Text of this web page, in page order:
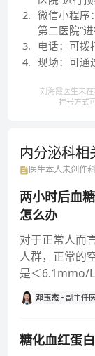
2. 微信小程序
第二医院”进
3. 电话：可拨
4. 现场：可通
刘海霞医生未
挂号方式
内分泌科相
医生本人未创作
两小时后血
怎么办
对于正常人而
人群，正常的
是＜6.1mmo/
的正常值是＜
邓玉杰 副主任
糖化血红蛋